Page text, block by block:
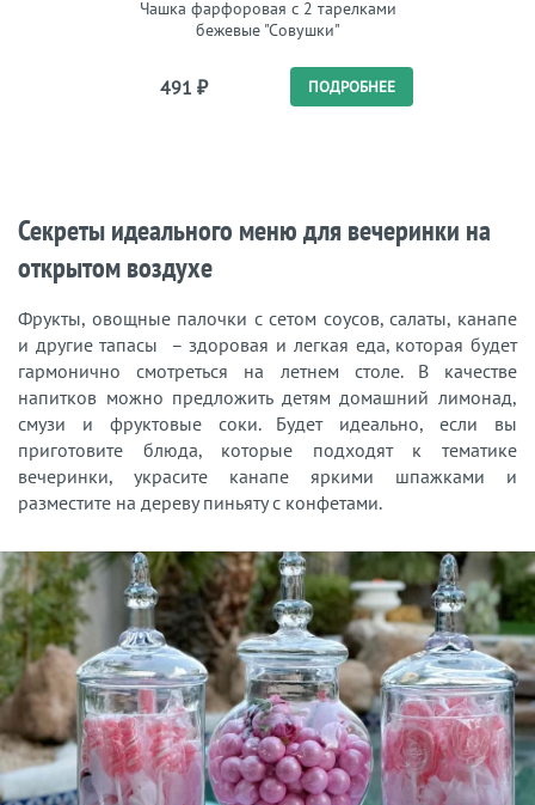
Чашка фарфоровая с 2 тарелками
бежевые "Совушки"
491 ₽ ПОДРОБНЕЕ
Секреты идеального меню для вечеринки на
открытом воздухе
Фрукты, овощные палочки с сетом соусов, салаты, канапе
и другие тапасы – здоровая и легкая еда, которая будет
гармонично смотреться на летнем столе. В качестве
напитков можно предложить детям домашний лимонад,
смузи и фруктовые соки. Будет идеально, если вы
приготовите блюда, которые подходят к тематике
вечеринки, украсите канапе яркими шпажками и
разместите на дереву пиньяту с конфетами.